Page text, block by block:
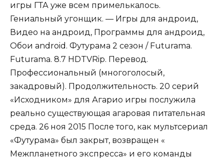
игры ГТА уже всем примелькалось.
Гениальный угонщик. — Игры для андроид,
Видео на андроид, Программы для андроид,
Обои android. Футурама 2 сезон / Futurama.
Futurama. 8.7 HDTVRip. Перевод.
Профессиональный (многоголосый,
закадровый). Продолжительность. 20 серий
«Исходником» для Агарио игры послужила
реально существующая агаровая питательная
среда. 26 ноя 2015 После того, как мультсериал
«Футурама» был закрыт, возвращен «
Межпланетного экспресса» и его команды